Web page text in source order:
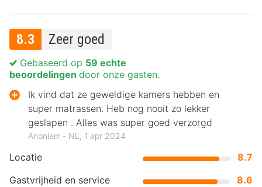
8.3 Zeer goed
Locatie
8.7
Gastvrijheid en service
8.6
Gebaseerd op 59 echte
beoordelingen door onze gasten.
Ik vind dat ze geweldige kamers hebben en
super matrassen. Heb nog nooit zo lekker
geslapen . Alles was super goed verzorgd
Anoniem ‐ NL, 1 apr 2024